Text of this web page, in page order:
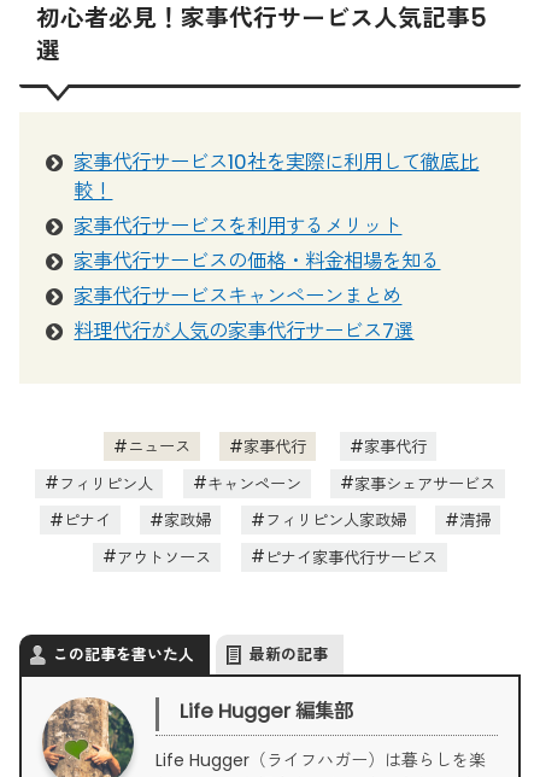
初心者必見！家事代行サービス人気記事5
選
家事代行サービス10社を実際に利用して徹底比
較！
家事代行サービスを利用するメリット
家事代行サービスの価格・料金相場を知る
家事代行サービスキャンペーンまとめ
料理代行が人気の家事代行サービス7選
ニュース 家事代行
家事代行
フィリピン人
キャンペーン
家事シェアサービス
ピナイ
家政婦 フィリピン人家政婦
清掃
アウトソース
ピナイ家事代行サービス
この記事を書いた人 最新の記事
Life Hugger 編集部
Life Hugger（ライフハガー）は暮らしを楽